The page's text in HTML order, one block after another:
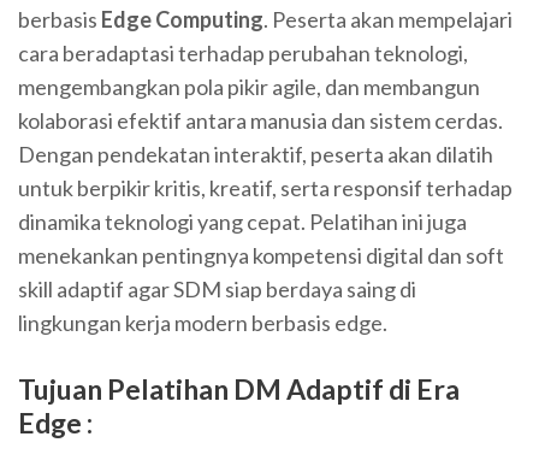
berbasis Edge Computing. Peserta akan mempelajari
cara beradaptasi terhadap perubahan teknologi,
mengembangkan pola pikir agile, dan membangun
kolaborasi efektif antara manusia dan sistem cerdas.
Dengan pendekatan interaktif, peserta akan dilatih
untuk berpikir kritis, kreatif, serta responsif terhadap
dinamika teknologi yang cepat. Pelatihan ini juga
menekankan pentingnya kompetensi digital dan soft
skill adaptif agar SDM siap berdaya saing di
lingkungan kerja modern berbasis edge.
Tujuan Pelatihan DM Adaptif di Era
Edge :